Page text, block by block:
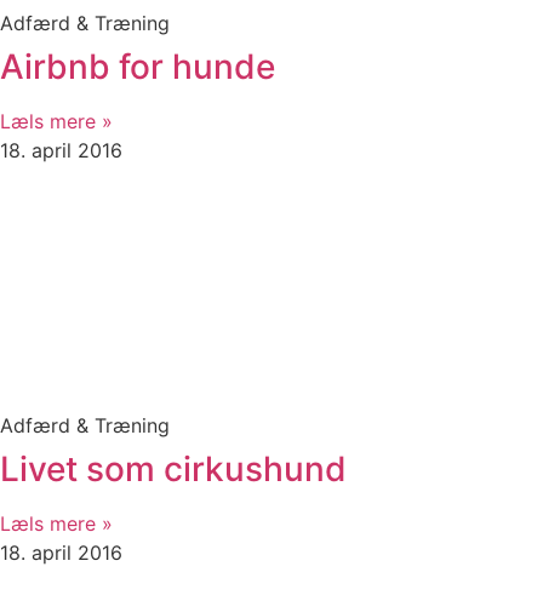
Adfærd & Træning
Airbnb for hunde
Læls mere »
18. april 2016
Adfærd & Træning
Livet som cirkushund
Læls mere »
18. april 2016